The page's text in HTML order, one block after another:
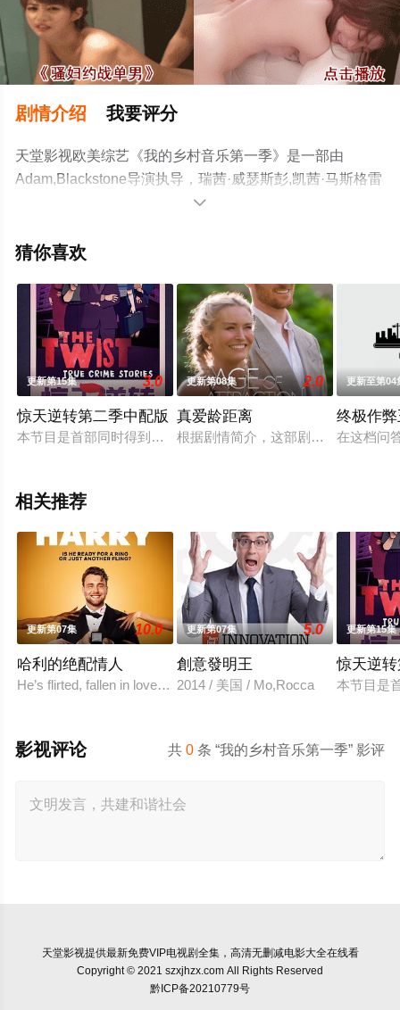
剧情介绍 我要评分
天堂影视欧美综艺《我的乡村音乐第一季》是一部由
Adam,Blackstone导演执导，瑞茜·威瑟斯彭,凯茜·马斯格雷
等演员精彩演绎的美国综艺节目，大结局剧情已揭晓（完
电影网，更多剧情信息可移步至豆瓣综艺、电视猫或剧情
网等平台了解。

猜你喜欢
更新第15集 3.0
惊天逆转第二季中配版
本节目是首部同时得到澳大利亚电影局和新南威尔士电影局扶
更新第08集 2.0
真爱龄距离
根据剧情简介，这部剧集讲述的是单
更新至第04
终极作
在这档问
相关推荐
更新第07集 10.0
哈利的绝配情人
He’s flirted, fallen in love, hooked up, and broken up. He’s eve
更新第07集 5.0
創意發明王
2014 / 美国 / Mo,Rocca
更新第15集
惊天逆
本节目是
共0 条 “我的乡村音乐第一季” 影评
影视评论
天堂影视提供最新免费VIP电视剧全集，高清无删减电影大全在线看
Copyright © 2021 szxjhzx.com All Rights Reserved
黔ICP备20210779号